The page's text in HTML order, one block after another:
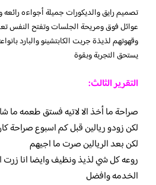
تصميم رايق والديكورات جميلة أجواءه
عوائل فوق ومريحة الجلسات وتفتح النفس
وقهوتهم لذيذة جربت الكابتشينو والبارد
يستحق التجربة وبقوة
التقرير الثالث:
لكن زودو ريالين قبل كم اسبوع صراحة
لكن بعد الريالين صرت ما اجيهم
روعه كل شي لذيذ ونظيف وايضا انا زرت
الخدمه وافضل